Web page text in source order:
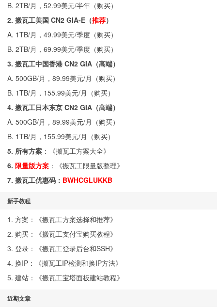
B. 2TB/月，52.99美元/半年（购买）
2. 搬瓦工美国 CN2 GIA-E（推荐）
A. 1TB/月，49.99美元/季度（购买）
B. 2TB/月，69.99美元/季度（购买）
3. 搬瓦工中国香港 CN2 GIA（高端）
A. 500GB/月，89.99美元/月（购买）
B. 1TB/月，155.99美元/月（购买）
4. 搬瓦工日本东京 CN2 GIA（高端）
A. 500GB/月，89.99美元/月（购买）
B. 1TB/月，155.99美元/月（购买）
5. 所有方案 ：《搬瓦工方案大全》
6. 限量版方案 ：《搬瓦工限量版整理》
7. 搬瓦工优惠码： BWHCGLUKKB
新手教程
1. 方案：《搬瓦工方案选择和推荐》
2. 购买：《搬瓦工支付宝购买教程》
3. 登录：《搬瓦工登录后台和SSH》
4. 换IP：《搬瓦工IP检测和换IP方法》
5. 建站：《搬瓦工宝塔面板建站教程》
近期文章